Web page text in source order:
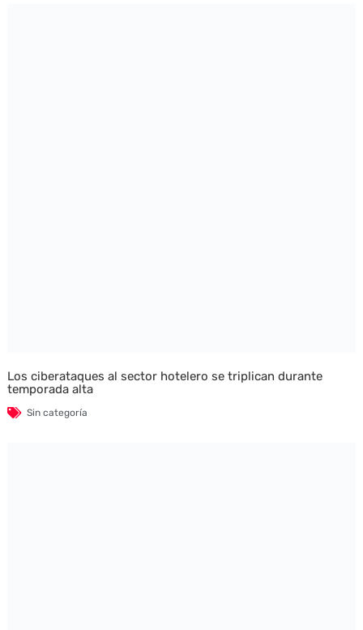
Los ciberataques al sector hotelero se triplican durante
temporada alta
Sin categoría